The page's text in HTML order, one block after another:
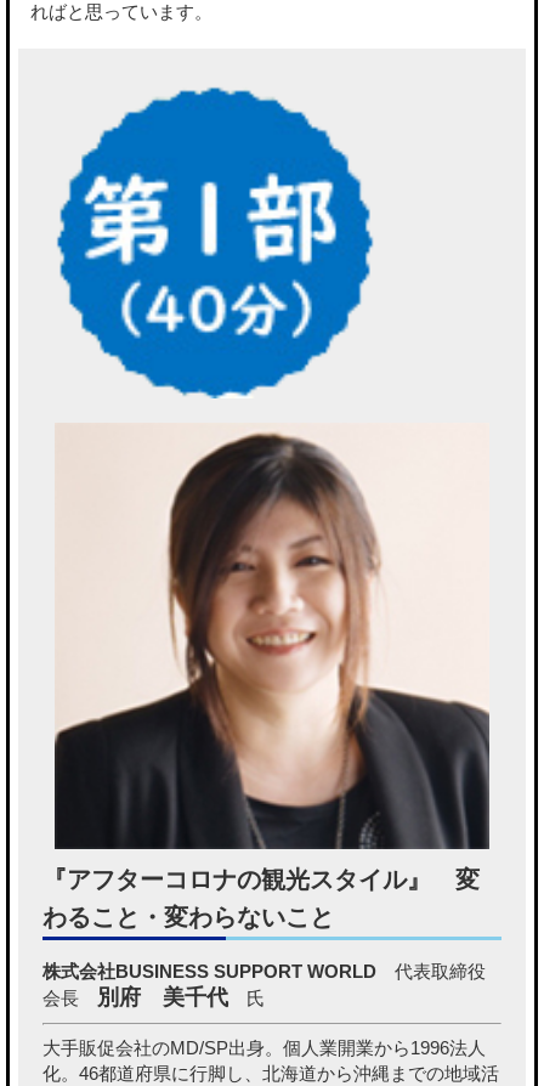
ればと思っています。
『アフターコロナの観光スタイル』 変
わること・変わらないこと
株式会社BUSINESS SUPPORT WORLD 代表取締役
会長
別府 美千代 氏
大手販促会社のMD/SP出身。個人業開業から1996法人
化。46都道府県に行脚し、北海道から沖縄までの地域活